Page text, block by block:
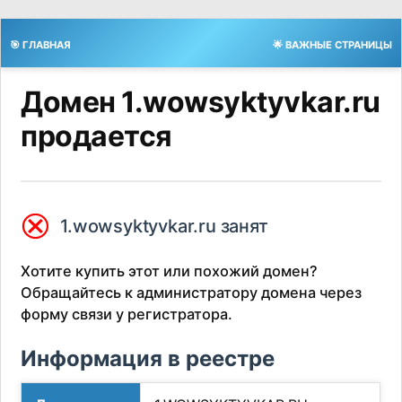
🎯 ГЛАВНАЯ 🌟 ВАЖНЫЕ СТРАНИЦЫ
Домен 1.wowsyktyvkar.ru
продается
⮿ 1.wowsyktyvkar.ru занят
Хотите купить этот или похожий домен?
Обращайтесь к администратору домена через
форму связи у регистратора.
Информация в реестре